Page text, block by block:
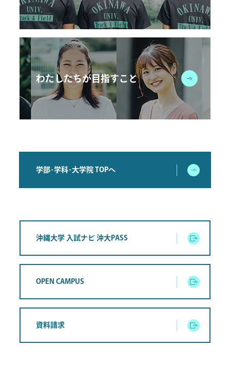
わたしたちが目指すこと
学部･学科･大学院 TOPへ
沖縄大学 入試ナビ 沖大PASS
OPEN CAMPUS
資料請求